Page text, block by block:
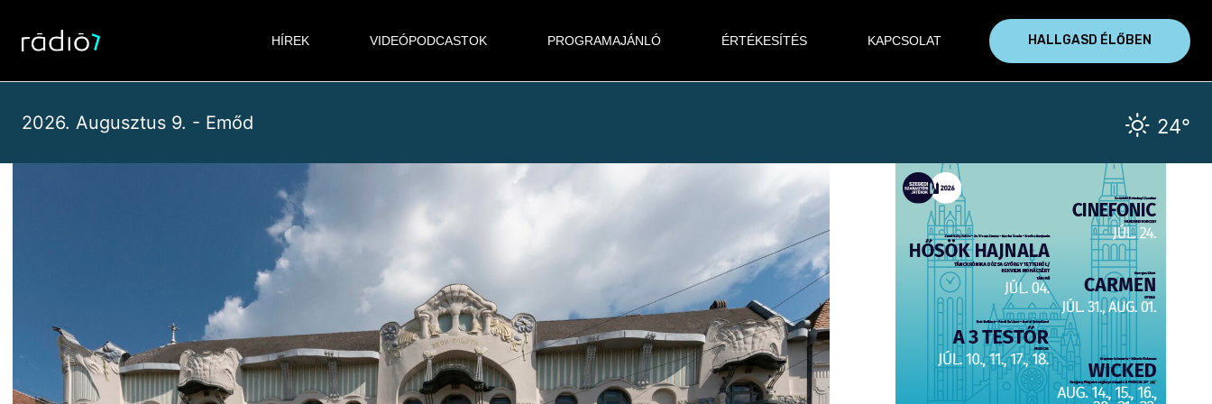
content
HÍREK VIDEÓPODCASTOK PROGRAMAJÁNLÓ ÉRTÉKESÍTÉS KAPCSOLAT HALLGASD ÉLŐBEN
2026. Augusztus 9. - Emőd 24°